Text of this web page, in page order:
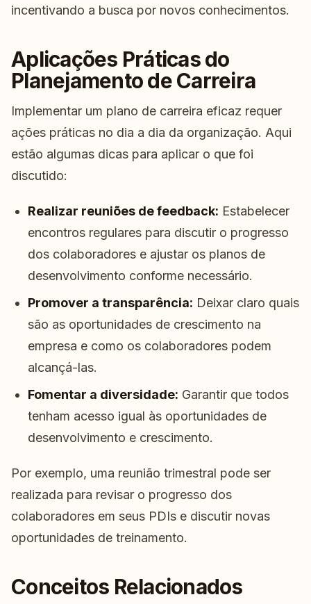
incentivando a busca por novos conhecimentos.
Aplicações Práticas do
Planejamento de Carreira
Implementar um plano de carreira eficaz requer
ações práticas no dia a dia da organização. Aqui
estão algumas dicas para aplicar o que foi
discutido:
Realizar reuniões de feedback: Estabelecer
encontros regulares para discutir o progresso
dos colaboradores e ajustar os planos de
desenvolvimento conforme necessário.
Promover a transparência: Deixar claro quais
são as oportunidades de crescimento na
empresa e como os colaboradores podem
alcançá-las.
Fomentar a diversidade: Garantir que todos
tenham acesso igual às oportunidades de
desenvolvimento e crescimento.
Por exemplo, uma reunião trimestral pode ser
realizada para revisar o progresso dos
colaboradores em seus PDIs e discutir novas
oportunidades de treinamento.
Conceitos Relacionados